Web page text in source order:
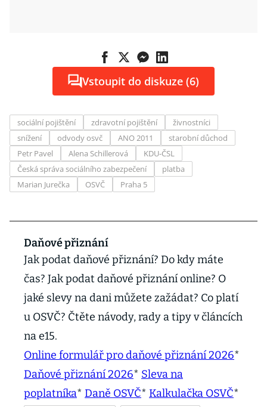
Vstoupit do diskuze (6)
sociální pojištění zdravotní pojištění
živnostníci
snížení
odvody osvč ANO 2011
starobní důchod
Petr Pavel
Alena Schillerová
KDU-ČSL
Česká správa sociálního zabezpečení
platba
Marian Jurečka
OSVČ Praha 5
Daňové přiznání
Jak podat daňové přiznání? Do kdy máte
čas? Jak podat daňové přiznání online? O
jaké slevy na dani můžete zažádat? Co platí
u OSVČ? Čtěte návody, rady a tipy v článcích
na e15.
Online formulář pro daňové přiznání 2026*
Daňové přiznání 2026* Sleva na
poplatníka* Daně OSVČ* Kalkulačka OSVČ*